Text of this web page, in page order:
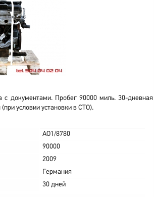
с документами. Пробег 90000 миль. 30-дневная
условии установки в СТО).
AO1/8780
90000
2009
Германия
30 дней